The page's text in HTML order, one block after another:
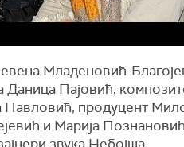
Младеновић-
Даница Пајовић,
Павловић, продуцент
и Марија